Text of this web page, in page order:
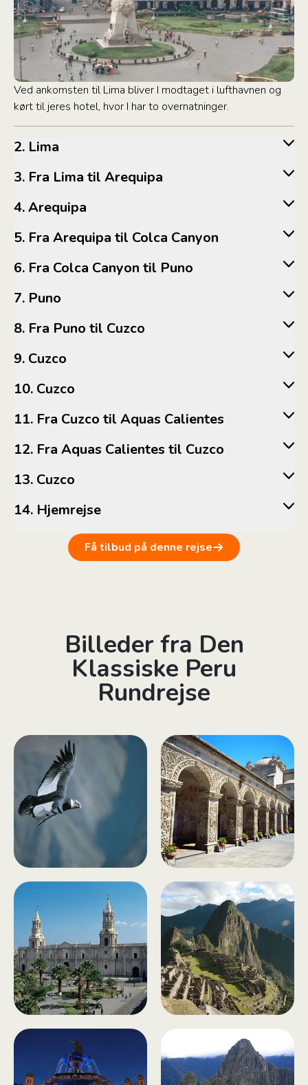
Ved ankomsten til Lima bliver I modtaget i lufthavnen og
kørt til jeres hotel, hvor I har to overnatninger.
2. Lima
3. Fra Lima til Arequipa
4. Arequipa
5. Fra Arequipa til Colca Canyon
6. Fra Colca Canyon til Puno
7. Puno
8. Fra Puno til Cuzco
9. Cuzco
10. Cuzco
11. Fra Cuzco til Aquas Calientes
12. Fra Aquas Calientes til Cuzco
13. Cuzco
14. Hjemrejse
Få tilbud på denne rejse
Billeder fra Den
Klassiske Peru
Rundrejse